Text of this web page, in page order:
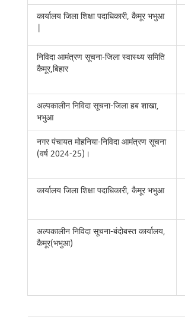
कार्यालय जिला शिक्षा पदाधिकारी, कैमूर भभुआ
|
निविदा आमंत्रण सूचना-जिला स्वास्थ्य समिति
कैमूर,बिहार
अल्पकालीन निविदा सूचना-जिला हब शाखा,
भभुआ
नगर पंचायत मोहनिया-निविदा आमंत्रण सूचना
(वर्ष 2024-25)।
कार्यालय जिला शिक्षा पदाधिकारी, कैमूर भभुआ
अल्पकालीन निविदा सूचना-बंदोबस्त कार्यालय,
कैमूर(भभुआ)